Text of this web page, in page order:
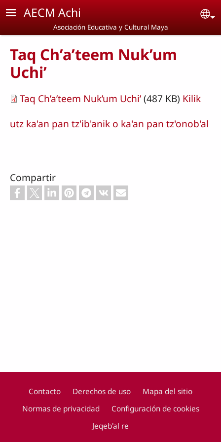
Pasar al contenido principal
AECM Achi
Asociación Educativa y Cultural Maya
Taq Ch’a’teem Nuk’um
Uchi’
Taq Ch’a’teem Nuk’um Uchi’(487 KB) Kilik
utz ka'an pan tz'ib'anik o ka'an pan tz'onob'al
Compartir
Footer
Contacto Derechos de uso
Mapa del sitio
Normas de privacidad
Configuración de cookies
Jeqeb'al re